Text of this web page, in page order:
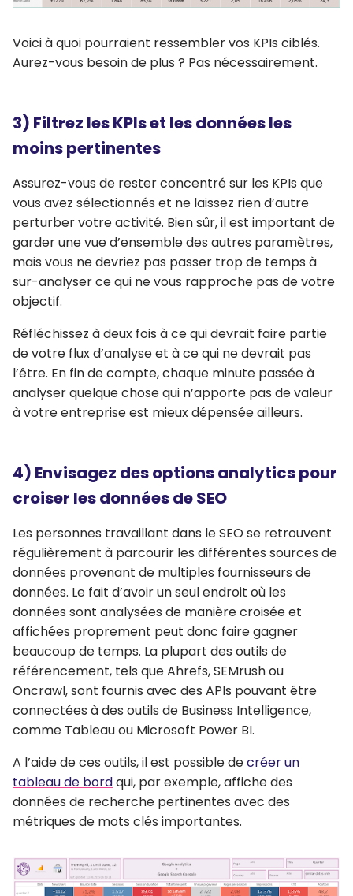
Voici à quoi pourraient ressembler vos KPIs ciblés.
Aurez-vous besoin de plus ? Pas nécessairement.
3) Filtrez les KPIs et les données les
moins pertinentes
Assurez-vous de rester concentré sur les KPIs que
vous avez sélectionnés et ne laissez rien d’autre
perturber votre activité. Bien sûr, il est important de
garder une vue d’ensemble des autres paramètres,
mais vous ne devriez pas passer trop de temps à
sur-analyser ce qui ne vous rapproche pas de votre
objectif.
Réfléchissez à deux fois à ce qui devrait faire partie
de votre flux d’analyse et à ce qui ne devrait pas
l’être. En fin de compte, chaque minute passée à
analyser quelque chose qui n’apporte pas de valeur
à votre entreprise est mieux dépensée ailleurs.
4) Envisagez des options analytics pour
croiser les données de SEO
Les personnes travaillant dans le SEO se retrouvent
régulièrement à parcourir les différentes sources de
données provenant de multiples fournisseurs de
données. Le fait d’avoir un seul endroit où les
données sont analysées de manière croisée et
affichées proprement peut donc faire gagner
beaucoup de temps. La plupart des outils de
référencement, tels que Ahrefs, SEMrush ou
Oncrawl, sont fournis avec des APIs pouvant être
connectées à des outils de Business Intelligence,
comme Tableau ou Microsoft Power BI.
A l’aide de ces outils, il est possible decréer un
tableau de bordqui, par exemple, affiche des
données de recherche pertinentes avec des
métriques de mots clés importantes.